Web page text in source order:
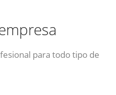
para todo tipo de